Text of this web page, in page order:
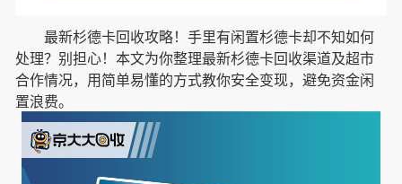
最新杉德卡回收攻略！手里有闲置杉德卡却不知如何
处理？别担心！本文为你整理最新杉德卡回收渠道及超市
合作情况，用简单易懂的方式教你安全变现，避免资金闲
置浪费。